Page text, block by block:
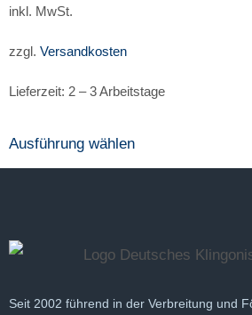
inkl. MwSt.
zzgl. Versandkosten
Lieferzeit: 2 – 3 Arbeitstage
Ausführung wählen
Seit 2002 führend in der Verbreitung und